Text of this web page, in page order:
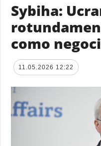
Sybiha:
como
11.05.2026 12:22